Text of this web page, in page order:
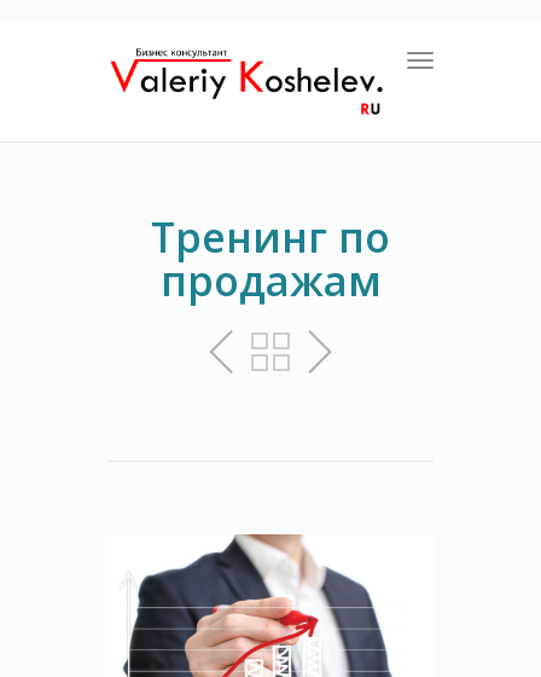
Toggle
Тренинг по
продажам